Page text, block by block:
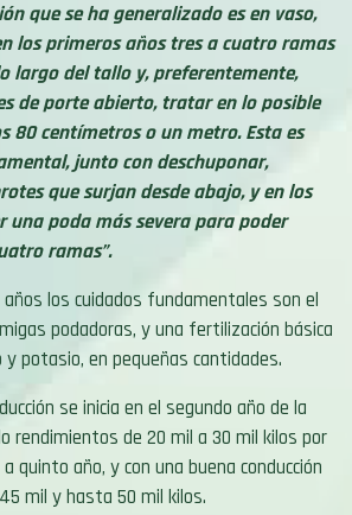
que se ha generalizado es en vaso,
los primeros años tres a cuatro ramas
largo del tallo y, preferentemente,
de porte abierto, tratar en lo posible
80 centímetros o un metro. Esta es
junto con deschuponar,
que surjan desde abajo, y en los
una poda más severa para poder
ramas”.
los cuidados fundamentales son el
podadoras, y una fertilización básica
potasio, en pequeñas cantidades.
se inicia en el segundo año de la
rendimientos de 20 mil a 30 mil kilos por
quinto año, y con una buena conducción
mil y hasta 50 mil kilos.